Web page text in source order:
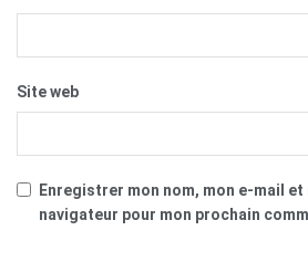
Site web
Enregistrer mon nom, mon e-mail
navigateur pour mon prochain